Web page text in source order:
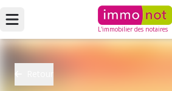
L'immobilier des notaires